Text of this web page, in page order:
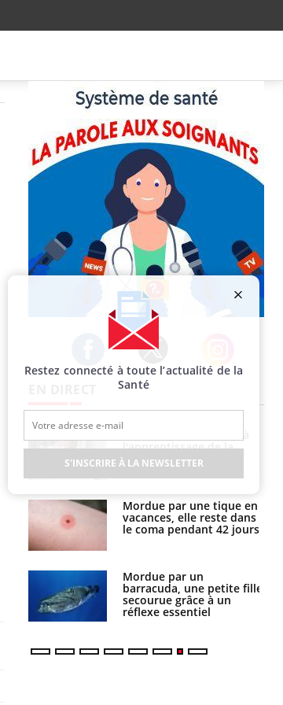
Facebook Twitter Instagram
l'apprentissage de la
lecture ?
Mordue par une tique en
vacances, elle reste dans
le coma pendant 42 jours
Mordue par un
barracuda, une petite fille
secourue grâce à un
réflexe essentiel
Restez connecté à toute l’actualité de la
Santé
S'INSCRIRE À LA NEWSLETTER